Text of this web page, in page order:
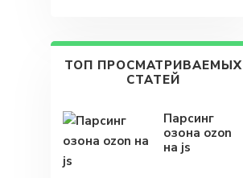
ТОП ПРОСМАТРИВАЕМЫХ
СТАТЕЙ
Парсинг
озона ozon
на js